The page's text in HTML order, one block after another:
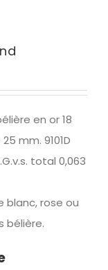
en or 18
mm. 9101D
total 0,063
blanc, rose ou
bélière.